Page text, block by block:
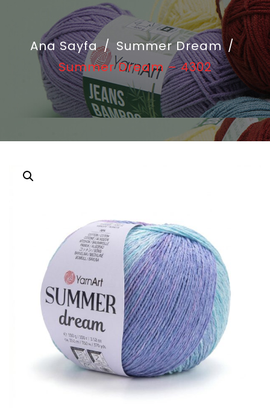
Ana Sayfa / Summer Dream /
Summer Dream – 4302